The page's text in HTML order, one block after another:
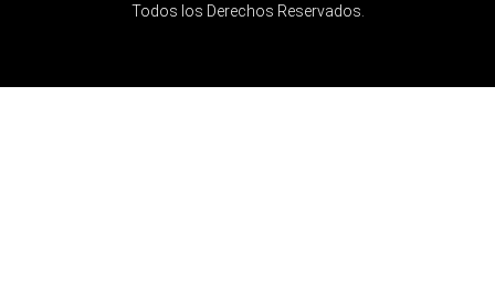
Todos los Derechos Reservados.